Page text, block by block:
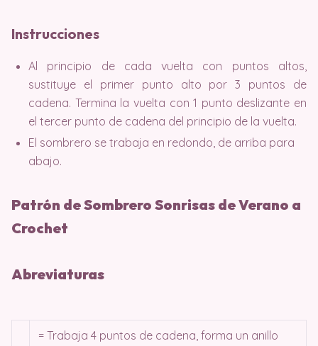
Instrucciones
Al principio de cada vuelta con puntos altos,
sustituye el primer punto alto por 3 puntos de
cadena. Termina la vuelta con 1 punto deslizante en
el tercer punto de cadena del principio de la vuelta.
El sombrero se trabaja en redondo, de arriba para
abajo.
Patrón de Sombrero Sonrisas de Verano a
Crochet
Abreviaturas
= Trabaja 4 puntos de cadena, forma un anillo